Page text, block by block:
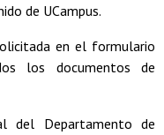
de UCampus.
en el formulario
los documentos de
del Departamento de